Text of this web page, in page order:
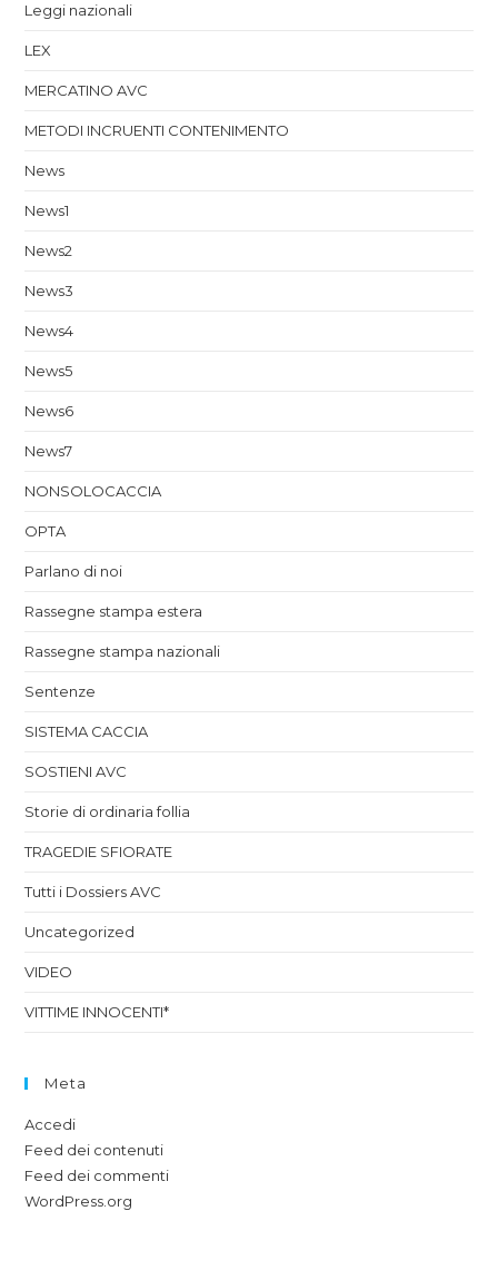
Leggi nazionali
LEX
MERCATINO AVC
METODI INCRUENTI CONTENIMENTO
News
News1
News2
News3
News4
News5
News6
News7
NONSOLOCACCIA
OPTA
Parlano di noi
Rassegne stampa estera
Rassegne stampa nazionali
Sentenze
SISTEMA CACCIA
SOSTIENI AVC
Storie di ordinaria follia
TRAGEDIE SFIORATE
Tutti i Dossiers AVC
Uncategorized
VIDEO
VITTIME INNOCENTI*
Meta
Accedi
Feed dei contenuti
Feed dei commenti
WordPress.org